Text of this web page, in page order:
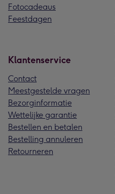
Fotocadeaus
Feestdagen
Klantenservice
Contact
Meestgestelde vragen
Bezorginformatie
Wettelijke garantie
Bestellen en betalen
Bestelling annuleren
Retourneren